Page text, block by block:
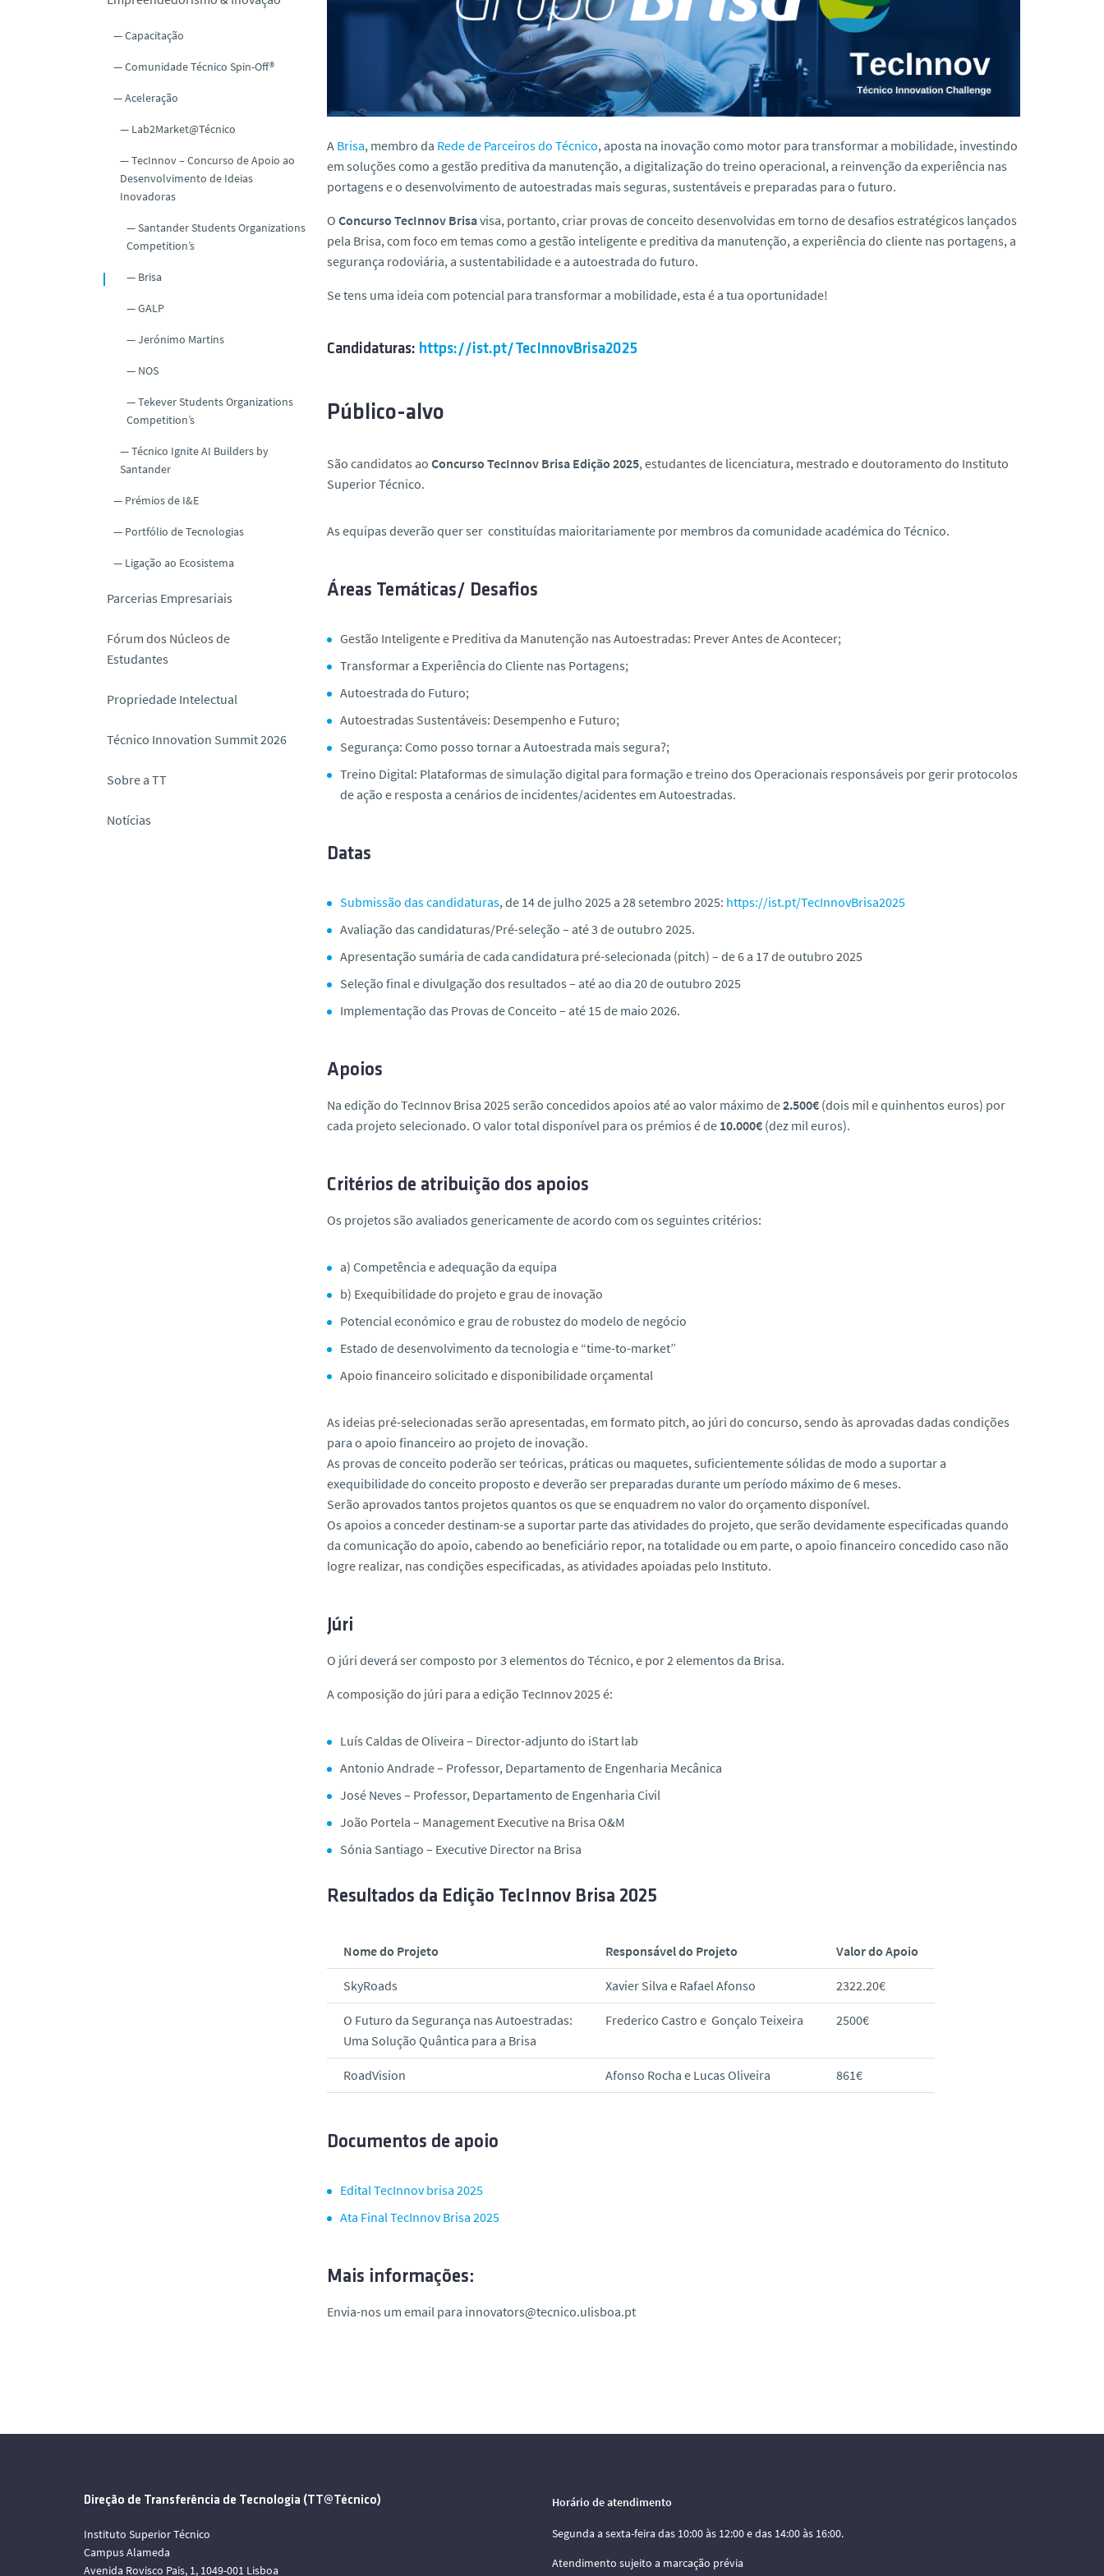
Capacitação
Comunidade Técnico Spin-Off®
Aceleração
Lab2Market@Técnico
TecInnov – Concurso de Apoio ao
Desenvolvimento de Ideias
Inovadoras
Santander Students Organizations
Competition’s
Brisa
GALP
Jerónimo Martins
NOS
Tekever Students Organizations
Competition’s
Técnico Ignite AI Builders by
Santander
Prémios de I&E
Portfólio de Tecnologias
Ligação ao Ecosistema
Parcerias Empresariais
Fórum dos Núcleos de
Estudantes
Propriedade Intelectual
Técnico Innovation Summit 2026
Sobre a TT
Notícias
A Brisa, membro da Rede de Parceiros do Técnico, aposta na inovação como motor para transformar a mobilidade, investindo
em soluções como a gestão preditiva da manutenção, a digitalização do treino operacional, a reinvenção da experiência nas
portagens e o desenvolvimento de autoestradas mais seguras, sustentáveis e preparadas para o futuro.
O Concurso TecInnov Brisavisa, portanto, criar provas de conceito desenvolvidas em torno de desafios estratégicos lançados
pela Brisa, com foco em temas como a gestão inteligente e preditiva da manutenção, a experiência do cliente nas portagens, a
segurança rodoviária, a sustentabilidade e a autoestrada do futuro.
Se tens uma ideia com potencial para transformar a mobilidade, esta é a tua oportunidade!
Candidaturas: https://ist.pt/TecInnovBrisa2025
Público-alvo
São candidatos ao Concurso TecInnov Brisa Edição 2025, estudantes de licenciatura, mestrado e doutoramento do Instituto
Superior Técnico.
As equipas deverão quer ser constituídas maioritariamente por membros da comunidade académica do Técnico.
Áreas Temáticas/ Desafios
Gestão Inteligente e Preditiva da Manutenção nas Autoestradas: Prever Antes de Acontecer;
Transformar a Experiência do Cliente nas Portagens;
Autoestrada do Futuro;
Autoestradas Sustentáveis: Desempenho e Futuro;
Segurança: Como posso tornar a Autoestrada mais segura?;
Treino Digital: Plataformas de simulação digital para formação e treino dos Operacionais responsáveis por gerir protocolos
de ação e resposta a cenários de incidentes/acidentes em Autoestradas.
Datas
Submissão das candidaturas, de 14 de julho 2025 a 28 setembro 2025: https://ist.pt/TecInnovBrisa2025
Avaliação das candidaturas/Pré-seleção – até 3 de outubro 2025.
Apresentação sumária de cada candidatura pré-selecionada (pitch) – de 6 a 17 de outubro 2025
Seleção final e divulgação dos resultados – até ao dia 20 de outubro 2025
Implementação das Provas de Conceito – até 15 de maio 2026.
Apoios
Na edição do TecInnov Brisa 2025 serão concedidos apoios até ao valor máximo de2.500€ (dois mil e quinhentos euros) por
cada projeto selecionado. O valor total disponível para os prémios é de 10.000€ (dez mil euros).
Critérios de atribuição dos apoios
Os projetos são avaliados genericamente de acordo com os seguintes critérios:
a) Competência e adequação da equipa
b) Exequibilidade do projeto e grau de inovação
Potencial económico e grau de robustez do modelo de negócio
Estado de desenvolvimento da tecnologia e “time-to-market”
Apoio financeiro solicitado e disponibilidade orçamental
As ideias pré-selecionadas serão apresentadas, em formato pitch, ao júri do concurso, sendo às aprovadas dadas condições
para o apoio financeiro ao projeto de inovação.
As provas de conceito poderão ser teóricas, práticas ou maquetes, suficientemente sólidas de modo a suportar a
exequibilidade do conceito proposto e deverão ser preparadas durante um período máximo de 6 meses.
Serão aprovados tantos projetos quantos os que se enquadrem no valor do orçamento disponível.
Os apoios a conceder destinam-se a suportar parte das atividades do projeto, que serão devidamente especificadas quando
da comunicação do apoio, cabendo ao beneficiário repor, na totalidade ou em parte, o apoio financeiro concedido caso não
logre realizar, nas condições especificadas, as atividades apoiadas pelo Instituto.
Júri
O júri deverá ser composto por 3 elementos do Técnico, e por 2 elementos da Brisa.
A composição do júri para a edição TecInnov 2025 é:
Luís Caldas de Oliveira – Director-adjunto do iStart lab
Antonio Andrade– Professor, Departamento de Engenharia Mecânica
José Neves – Professor, Departamento de Engenharia Civil
João Portela – Management Executive na Brisa O&M
Sónia Santiago – Executive Director na Brisa
Resultados da Edição TecInnov Brisa 2025
Nome do Projeto Responsável do Projeto Valor do Apoio
SkyRoads Xavier Silva e Rafael Afonso 2322.20€
O Futuro da Segurança nas Autoestradas:
Uma Solução Quântica para a Brisa
Frederico Castro e Gonçalo Teixeira 2500€
RoadVision Afonso Rocha e Lucas Oliveira 861€
Documentos de apoio
Edital TecInnov brisa 2025
Ata Final TecInnov Brisa 2025
Mais informações:
Envia-nos um email para innovators@tecnico.ulisboa.pt
Direção de Transferência de Tecnologia (TT@Técnico)
Instituto Superior Técnico
Campus Alameda
Avenida Rovisco Pais, 1, 1049-001 Lisboa
Horário de atendimento
Segunda a sexta-feira das 10:00 às 12:00 e das 14:00 às 16:00.
Atendimento sujeito a marcação prévia